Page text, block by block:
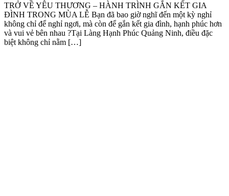
TRỞ VỀ YÊU THƯƠNG – HÀNH TRÌNH GẮN KẾT GIA
ĐÌNH TRONG MÙA LỄ Bạn đã bao giờ nghĩ đến một kỳ nghỉ
không chỉ để nghỉ ngơi, mà còn để gắn kết gia đình, hạnh phúc hơn
và vui vẻ bên nhau ?Tại Làng Hạnh Phúc Quảng Ninh, điều đặc
biệt không chỉ nằm […]